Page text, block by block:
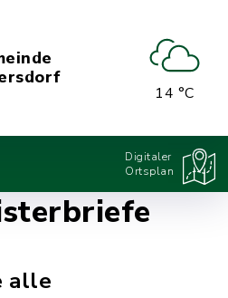
14 °C
Digitaler
Ortsplan
alle